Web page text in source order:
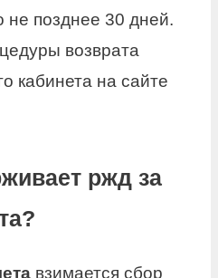
не позднее 30 дней.
возврата
кабинета на сайте
ржд за
взимается сбор